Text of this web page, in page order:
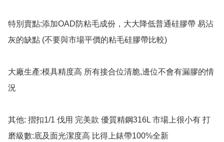
特別賣點:添加OAD防粘毛成份，大大降低普通硅膠帶 易沾
灰的缺點 (不要與市場平價的粘毛硅膠帶比較)
大廠生產:模具精度高 所有接合位清脆,邊位不會有漏膠的情
況
其他: 摺扣1/1 伐用 完美款 優質精鋼316L 市場上很小有 打
磨級數:底及面光潔度高 比得上錶帶100%全新